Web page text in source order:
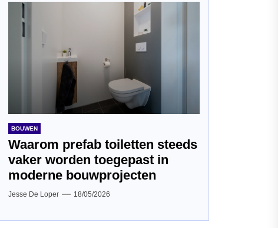
BOUWEN
Waarom prefab toiletten steeds
vaker worden toegepast in
moderne bouwprojecten
Jesse De Loper 18/05/2026